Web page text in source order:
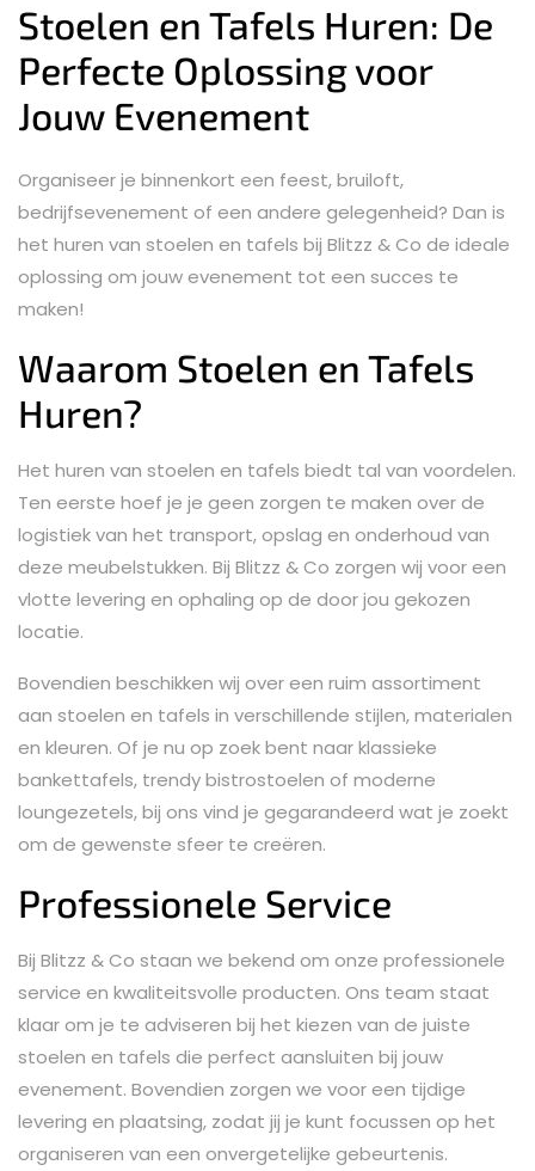
Stoelen en Tafels Huren: De
Perfecte Oplossing voor
Jouw Evenement
Organiseer je binnenkort een feest, bruiloft,
bedrijfsevenement of een andere gelegenheid? Dan is
het huren van stoelen en tafels bij Blitzz & Co de ideale
oplossing om jouw evenement tot een succes te
maken!
Waarom Stoelen en Tafels
Huren?
Het huren van stoelen en tafels biedt tal van voordelen.
Ten eerste hoef je je geen zorgen te maken over de
logistiek van het transport, opslag en onderhoud van
deze meubelstukken. Bij Blitzz & Co zorgen wij voor een
vlotte levering en ophaling op de door jou gekozen
locatie.
Bovendien beschikken wij over een ruim assortiment
aan stoelen en tafels in verschillende stijlen, materialen
en kleuren. Of je nu op zoek bent naar klassieke
bankettafels, trendy bistrostoelen of moderne
loungezetels, bij ons vind je gegarandeerd wat je zoekt
om de gewenste sfeer te creëren.
Professionele Service
Bij Blitzz & Co staan we bekend om onze professionele
service en kwaliteitsvolle producten. Ons team staat
klaar om je te adviseren bij het kiezen van de juiste
stoelen en tafels die perfect aansluiten bij jouw
evenement. Bovendien zorgen we voor een tijdige
levering en plaatsing, zodat jij je kunt focussen op het
organiseren van een onvergetelijke gebeurtenis.